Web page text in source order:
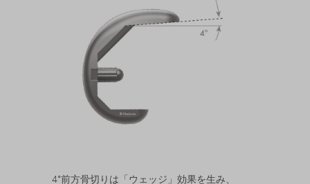
4°前方骨切りは「ウェッジ」効果を生み、